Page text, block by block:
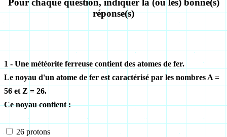
Pour chaque question, indiquer la (ou les) bonne(s)
réponse(s)
1 - Une météorite ferreuse contient des atomes de fer.
Le noyau d'un atome de fer est caractérisé par les nombres A =
56 et Z = 26.
Ce noyau contient :
26 protons